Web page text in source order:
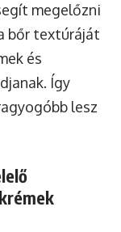
megelőzni
bőr textúráját
és
Így
lesz